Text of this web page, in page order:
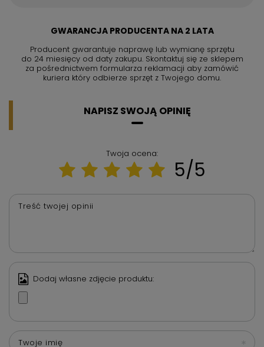
GWARANCJA PRODUCENTA NA 2 LATA
Producent gwarantuje naprawę lub wymianę sprzętu
do 24 miesięcy od daty zakupu. Skontaktuj się ze sklepem
za pośrednictwem formularza reklamacji aby zamówić
kuriera który odbierze sprzęt z Twojego domu.
NAPISZ SWOJĄ OPINIĘ
Twoja ocena:
5/5
Treść twojej opinii
Dodaj własne zdjęcie produktu:
Twoje imię